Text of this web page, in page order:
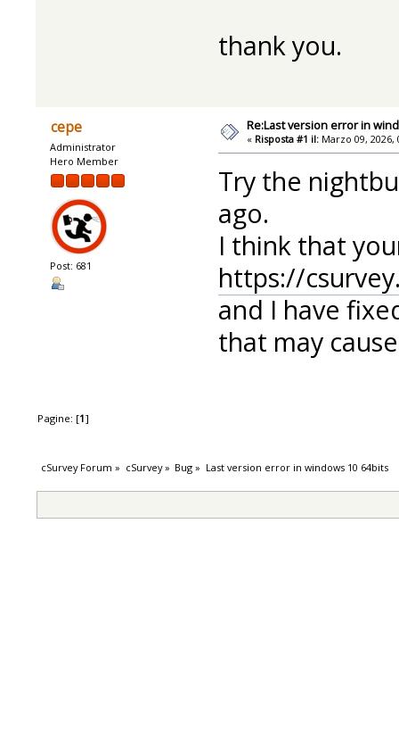
thank you.
cepe
Administrator
Hero Member
Post: 681
Re:Last version error in
« Risposta #1 il: Marzo 09, 2026,
Try the
ago.
I think that
https://
and I have
that may
Pagine: [1]
cSurvey Forum » cSurvey» Bug » Last version error in windows 10 64bits